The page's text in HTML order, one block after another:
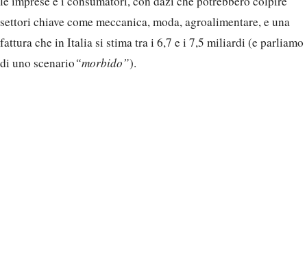
settori chiave come meccanica, moda, agroalimentare, e una
fattura che in Italia si stima tra i 6,7 e i 7,5 miliardi (e parliamo
di uno scenario“morbido”).